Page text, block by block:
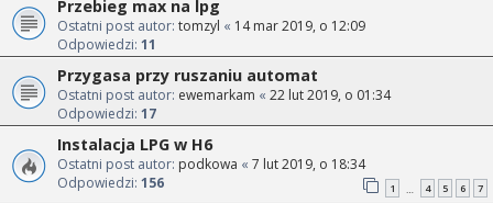
Przebieg max na lpg
Ostatni post autor: tomzyl « 14 mar 2019, o 12:09
Odpowiedzi: 11
Przygasa przy ruszaniu automat
Ostatni post autor: ewemarkam « 22 lut 2019, o 01:34
Odpowiedzi: 17
Instalacja LPG w H6
Ostatni post autor: podkowa « 7 lut 2019, o 18:34
Odpowiedzi: 156 1 … 4 5 6 7